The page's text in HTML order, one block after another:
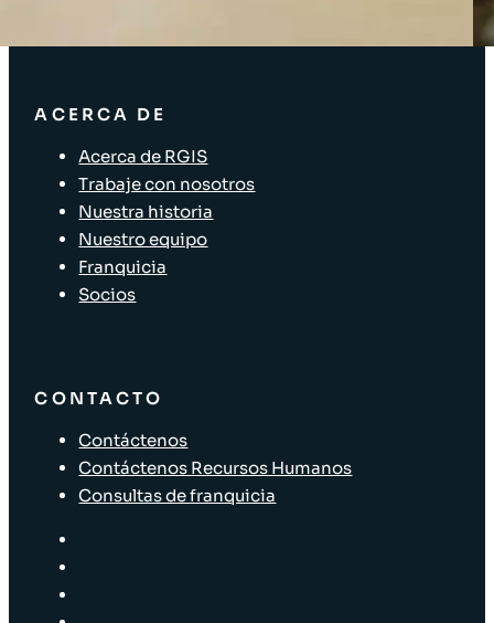
ACERCA DE
Acerca de RGIS
Trabaje con nosotros
Nuestra historia
Nuestro equipo
Franquicia
Socios
CONTACTO
Contáctenos
Contáctenos Recursos Humanos
Consultas de franquicia